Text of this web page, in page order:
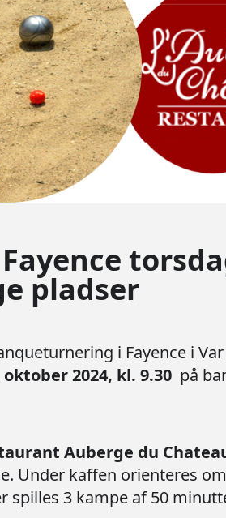
pladser
i Fayence i
2024, kl. 9.30 på
Auberge du
Under kaffen orienteres
spilles 3 kampe af 50